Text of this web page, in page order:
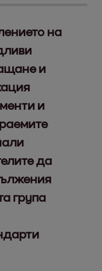
на
и
и
да
група